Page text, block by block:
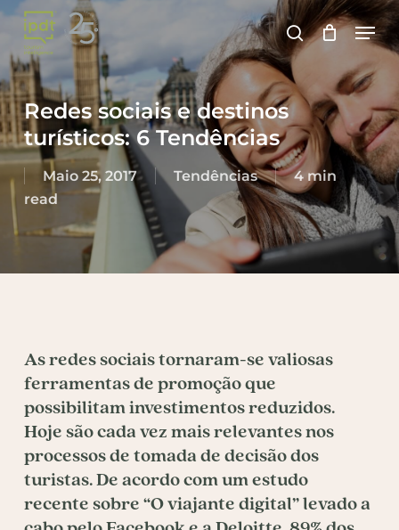
Skip
main
content
search
Redes sociais e destinos
turísticos: 6 Tendências
Maio 25, 2017 Tendências
4 min
read
As redes sociais tornaram-se valiosas
ferramentas de promoção que
possibilitam investimentos reduzidos.
Hoje são cada vez mais relevantes nos
processos de tomada de decisão dos
turistas. De acordo com um estudo
recente sobre “O viajante digital” levado a